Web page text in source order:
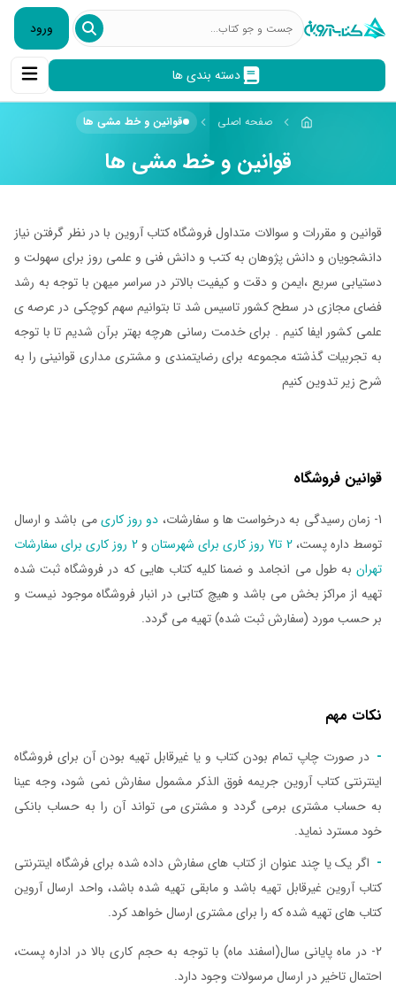
ورود
دسته بندی ها
صفحه اصلی قوانین و خط مشی ها
قوانین و خط مشی ها
قوانین و مقررات و سوالات متداول فروشگاه کتاب آروین با در نظر گرفتن نیاز
دانشجویان و دانش پژوهان به کتب و دانش فنی و علمی روز برای سهولت و
دستیابی سریع ،ایمن و دقت و کیفیت بالاتر در سراسر میهن با توجه به رشد
فضای مجازی در سطح کشور تاسیس شد تا بتوانیم سهم کوچکی در عرصه ی
علمی کشور ایفا کنیم . برای خدمت رسانی هرچه بهتر برآن شدیم تا با توجه
به تجربیات گذشته مجموعه برای رضایتمندی و مشتری مداری قوانینی را به
شرح زیر تدوین کنیم
قوانین فروشگاه
1- زمان رسیدگی به درخواست ها و سفارشات، دو روز کاریمی باشد و ارسال
توسط داره پست،2 تا7 روز کاری برای شهرستان و
2 روز کاری برای سفارشات
تهران به طول می انجامد و ضمنا کلیه کتاب هایی که در فروشگاه ثبت شده
تهیه از مراکز بخش می باشد و هیچ کتابی در انبار فروشگاه موجود نیست و
بر حسب مورد (سفارش ثبت شده) تهیه می گردد.
نکات مهم
- در صورت چاپ تمام بودن کتاب و یا غیرقابل تهیه بودن آن برای فروشگاه
اینترنتی کتاب آروین جریمه فوق الذکر مشمول سفارش نمی شود، وجه عینا
به حساب مشتری برمی گردد و مشتری می تواند آن را به حساب بانکی
خود مسترد نماید.
- اگر یک یا چند عنوان از کتاب های سفارش داده شده برای فرشگاه اینترنتی
کتاب آروین غیرقابل تهیه باشد و مابقی تهیه شده باشد، واحد ارسال آروین
کتاب های تهیه شده که را برای مشتری ارسال خواهد کرد.
2- در ماه پایانی سال(اسفند ماه) با توجه به حجم کاری بالا در اداره پست،
احتمال تاخیر در ارسال مرسولات وجود دارد.